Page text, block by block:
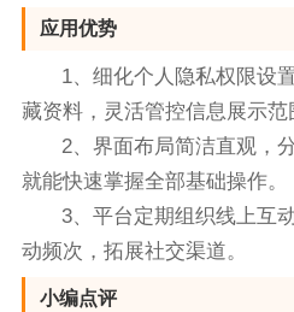
应用优势
1、细化个人隐私权限设
藏资料，灵活管控信息展示范
2、界面布局简洁直观，
就能快速掌握全部基础操作。
3、平台定期组织线上互
动频次，拓展社交渠道。
小编点评